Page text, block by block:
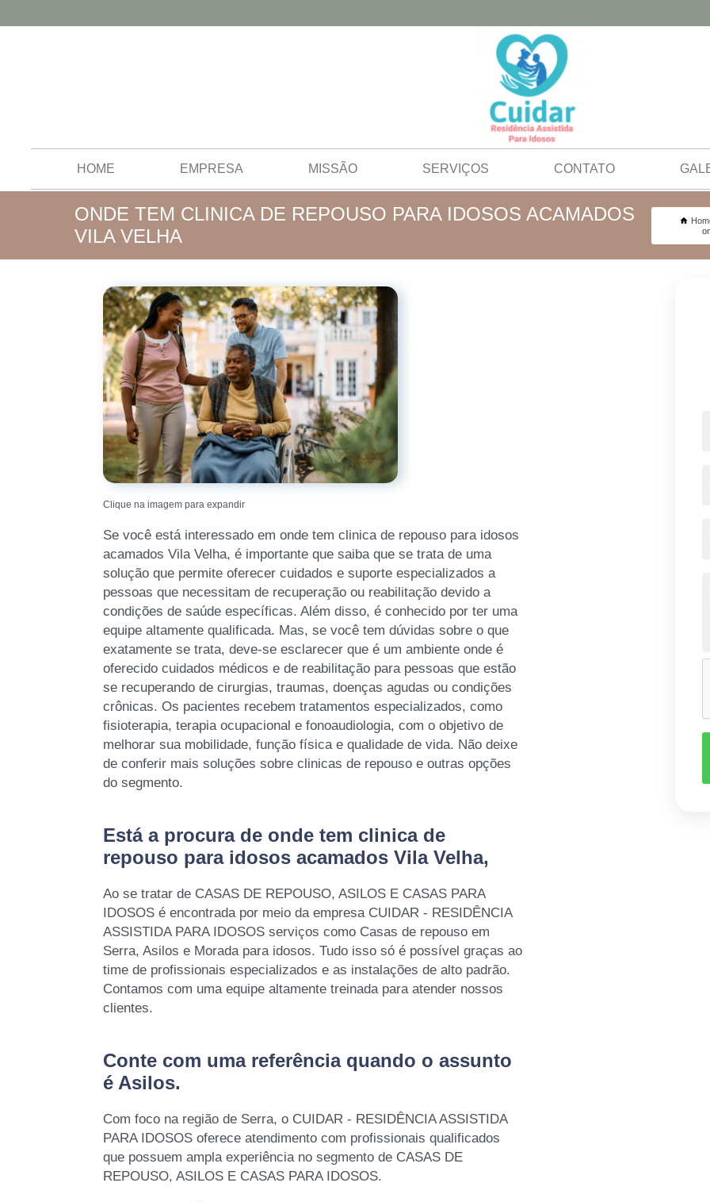
HOME EMPRESA MISSÃO SERVIÇOS CONTATO
ONDE TEM CLINICA DE REPOUSO PARA IDOSOS ACAMADOS
VILA VELHA
Clique na imagem para expandir
Se você está interessado em onde tem clinica de repouso para idosos
acamados Vila Velha, é importante que saiba que se trata de uma
solução que permite oferecer cuidados e suporte especializados a
pessoas que necessitam de recuperação ou reabilitação devido a
condições de saúde específicas. Além disso, é conhecido por ter uma
equipe altamente qualificada. Mas, se você tem dúvidas sobre o que
exatamente se trata, deve-se esclarecer que é um ambiente onde é
oferecido cuidados médicos e de reabilitação para pessoas que estão
se recuperando de cirurgias, traumas, doenças agudas ou condições
crônicas. Os pacientes recebem tratamentos especializados, como
fisioterapia, terapia ocupacional e fonoaudiologia, com o objetivo de
melhorar sua mobilidade, função física e qualidade de vida. Não deixe
de conferir mais soluções sobre clinicas de repouso e outras opções
do segmento.
Está a procura de onde tem clinica de
repouso para idosos acamados Vila Velha,
Ao se tratar de CASAS DE REPOUSO, ASILOS E CASAS PARA
IDOSOS é encontrada por meio da empresa CUIDAR - RESIDÊNCIA
ASSISTIDA PARA IDOSOS serviços como Casas de repouso em
Serra, Asilos e Morada para idosos. Tudo isso só é possível graças ao
time de profissionais especializados e as instalações de alto padrão.
Contamos com uma equipe altamente treinada para atender nossos
clientes.
Conte com uma referência quando o assunto
é Asilos.
Com foco na região de Serra, o CUIDAR - RESIDÊNCIA ASSISTIDA
PARA IDOSOS oferece atendimento com profissionais qualificados
que possuem ampla experiência no segmento de CASAS DE
REPOUSO, ASILOS E CASAS PARA IDOSOS.